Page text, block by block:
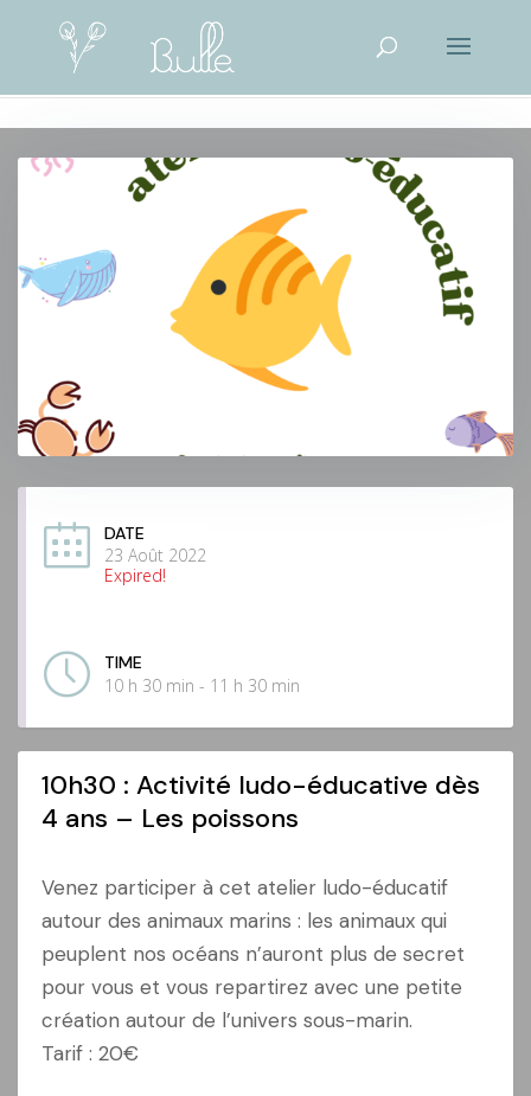
DATE
23 Août 2022
Expired!
TIME
10 h 30 min - 11 h 30 min
10h30 : Activité ludo-éducative dès
4 ans – Les poissons
Venez participer à cet atelier ludo-éducatif
autour des animaux marins : les animaux qui
peuplent nos océans n’auront plus de secret
pour vous et vous repartirez avec une petite
création autour de l’univers sous-marin.
Tarif : 20€